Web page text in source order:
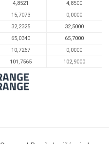
4,8521
4,8500
15,7073
0,0000
32,2325
32,5000
65,0340
65,7000
10,7267
0,0000
101,7565 102,9000